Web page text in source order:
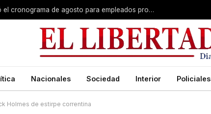
Plus unificado: se confirmó el cronograma de agosto para empleados provinciales
Nacionales Sociedad Interior Policiales
Holmes de estirpe correntina